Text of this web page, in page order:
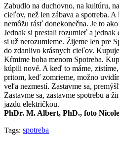
Zabudlo na duchovno, na kultúru,
cieľov, než len zábava a spotreba.
nemôžu rásť donekonečna. Je to
Jednak si prestali rozumieť a
si už nerozumieme. Žijeme len pre
do zdanlivo krásnych cieľov.
Kŕmime boha menom Spotreba.
kúpili nové. A keď to máme,
pritom, keď zomrieme, možno
veľa nezmestí. Zastavme sa,
Zastavme sa, zastavme spotrebu a
jazdu električkou.
PhDr. M. Albert, PhD., foto
Tags: spotreba